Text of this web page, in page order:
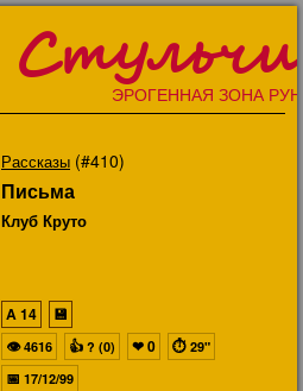
ЭРОГЕННАЯ ЗОНА
Рассказы (#410)
Письма
Клуб Круто
A14
💾
👁4616 👍 ? (0) ❤0 ⏱ 29"
📅 17/12/99